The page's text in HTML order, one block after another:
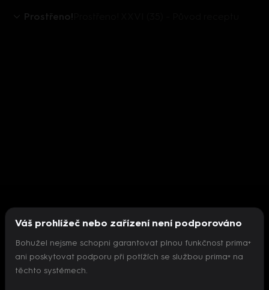
Prostřeno!
Nepodařilo se inicializovat přehrávač
Váš prohlížeč nebo zařízení není podporováno
Bohužel nejsme schopni garantovat plnou funkčnost prima+
ani poskytovat podporu při potížích se službou prima+ na
těchto systémech.